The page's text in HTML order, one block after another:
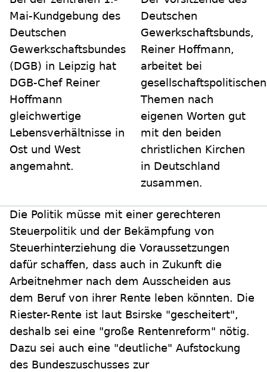
Mai-Kundgebung des
Deutschen
Gewerkschaftsbundes
(DGB) in Leipzig hat
DGB-Chef Reiner
Hoffmann
gleichwertige
Lebensverhältnisse in
Ost und West
angemahnt.
Deutschen
Gewerkschaftsbunds,
Reiner Hoffmann,
arbeitet bei
gesellschaftspolitischen
Themen nach
eigenen Worten gut
mit den beiden
christlichen Kirchen
in Deutschland
zusammen.
Die Politik müsse mit einer gerechteren
Steuerpolitik und der Bekämpfung von
Steuerhinterziehung die Voraussetzungen
dafür schaffen, dass auch in Zukunft die
Arbeitnehmer nach dem Ausscheiden aus
dem Beruf von ihrer Rente leben könnten. Die
Riester-Rente ist laut Bsirske "gescheitert",
deshalb sei eine "große Rentenreform" nötig.
Dazu sei auch eine "deutliche" Aufstockung
des Bundeszuschusses zur